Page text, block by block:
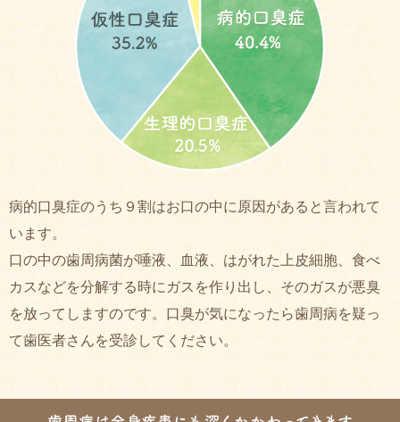
病的口臭症のうち９割はお口の中に原因があると言われて
います。
口の中の歯周病菌が唾液、血液、はがれた上皮細胞、食べ
カスなどを分解する時にガスを作り出し、そのガスが悪臭
を放ってしますのです。口臭が気になったら歯周病を疑っ
て歯医者さんを受診してください。